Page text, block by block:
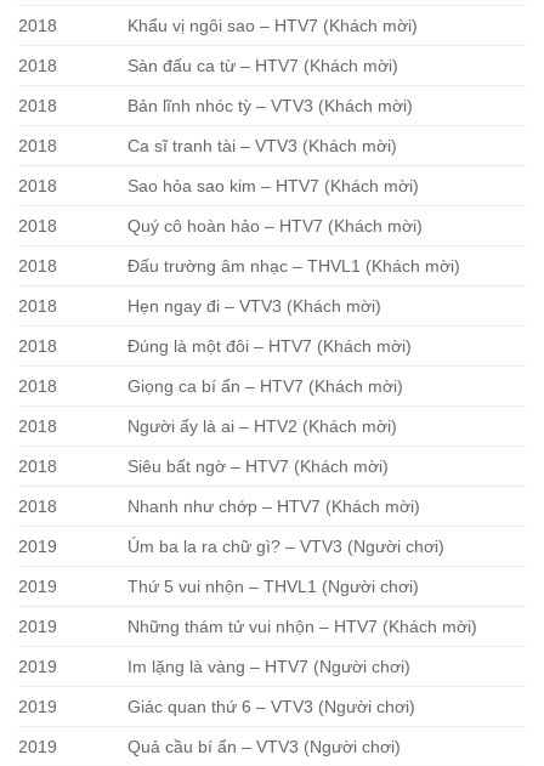
2018 Khẩu vị ngôi sao – HTV7 (Khách mời)
2018 Sàn đấu ca từ – HTV7 (Khách mời)
2018 Bản lĩnh nhóc tỳ – VTV3 (Khách mời)
2018 Ca sĩ tranh tài – VTV3 (Khách mời)
2018 Sao hỏa sao kim – HTV7 (Khách mời)
2018 Quý cô hoàn hảo – HTV7 (Khách mời)
2018 Đấu trường âm nhạc – THVL1 (Khách mời)
2018 Hẹn ngay đi – VTV3 (Khách mời)
2018 Đúng là một đôi – HTV7 (Khách mời)
2018 Giọng ca bí ẩn – HTV7 (Khách mời)
2018 Người ấy là ai – HTV2 (Khách mời)
2018 Siêu bất ngờ – HTV7 (Khách mời)
2018 Nhanh như chớp – HTV7 (Khách mời)
2019 Úm ba la ra chữ gì? – VTV3 (Người chơi)
2019 Thứ 5 vui nhộn – THVL1 (Người chơi)
2019 Những thám tử vui nhộn – HTV7 (Khách mời)
2019 Im lặng là vàng – HTV7 (Người chơi)
2019 Giác quan thứ 6 – VTV3 (Người chơi)
2019 Quả cầu bí ẩn – VTV3 (Người chơi)